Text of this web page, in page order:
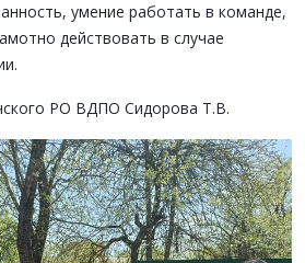
умение работать в команде,
действовать в случае
РО ВДПО Сидорова Т.В.